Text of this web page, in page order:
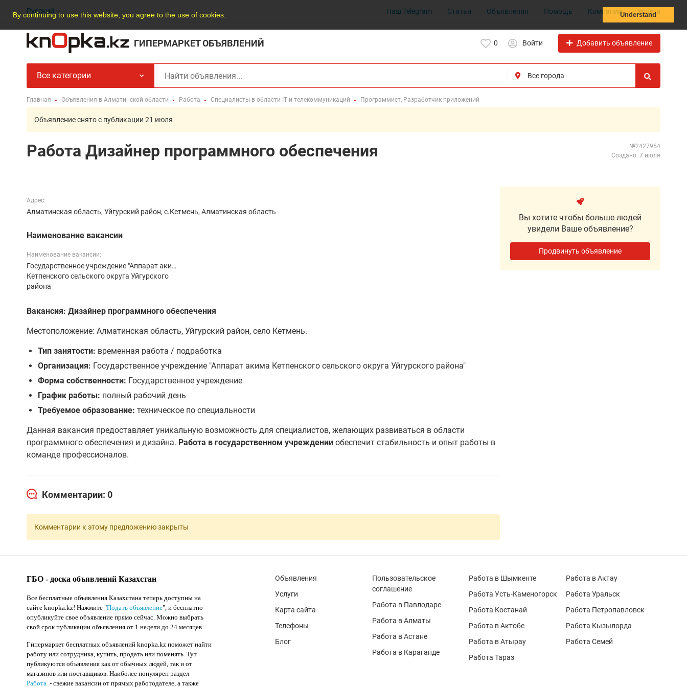
By continuing to use this website, you agree to the use of cookies. Understand
Русский Наш Telegram Статьи Объявления Помощь Компании Услуги
ГИПЕРМАРКЕТ ОБЪЯВЛЕНИЙ 0 Войти Добавить объявление
Все категории
Главная Объявления в Алматинской области Работа Специалисты в области IT и телекоммуникаций Программист, Разработчик приложений
Объявление снято с публикации 21 июля
Работа Дизайнер программного обеспечения
№2427954
Создано: 7 июля
Адрес:
Алматинская область, Уйгурский район, с.Кетмень, Алматинская область
Наименование вакансии
Наименование вакансии:
Государственное учреждение "Аппарат акима
Кетпенского сельского округа Уйгурского
района
Вакансия: Дизайнер программного обеспечения
Местоположение: Алматинская область, Уйгурский район, село Кетмень.
Тип занятости: временная работа / подработка
Организация: Государственное учреждение "Аппарат акима Кетпенского сельского округа Уйгурского района"
Форма собственности: Государственное учреждение
График работы: полный рабочий день
Требуемое образование: техническое по специальности
Данная вакансия предоставляет уникальную возможность для специалистов, желающих развиваться в области
программного обеспечения и дизайна. Работа в государственном учреждении обеспечит стабильность и опыт работы в
команде профессионалов.
Комментарии: 0
Комментарии к этому предложению закрыты
Вы хотите чтобы больше людей
увидели Ваше объявление?
Продвинуть объявление
ГБО - доска объявлений Казахстан
Все бесплатные объявления Казахстана теперь доступны на
сайте knopka.kz! Нажмите "Подать объявление", и бесплатно
опубликуйте свое объявление прямо сейчас. Можно выбрать
свой срок публикации объявления от 1 недели до 24 месяцев.
Гипермаркет бесплатных объявлений knopka.kz поможет найти
работу или сотрудника, купить, продать или поменять. Тут
публикуются объявления как от обычных людей, так и от
магазинов или поставщиков. Наиболее популярен раздел
Работа - свежие вакансии от прямых работодателе, а также
Объявления
Услуги
Карта сайта
Телефоны
Блог
Пользовательское
соглашение
Работа в Павлодаре
Работа в Алматы
Работа в Астане
Работа в Караганде
Работа в Шымкенте
Работа Усть-Каменогорск
Работа Костанай
Работа в Актобе
Работа в Атырау
Работа Тараз
Работа в Актау
Работа Уральск
Работа Петропавловск
Работа Кызылорда
Работа Семей